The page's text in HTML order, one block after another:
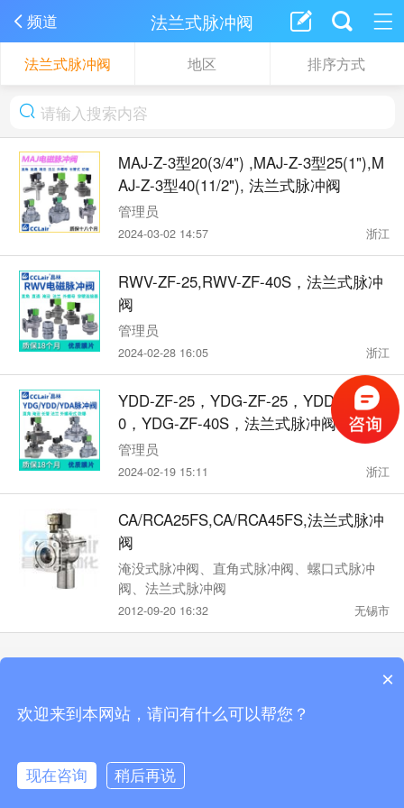
频道 法兰式脉冲阀
法兰式脉冲阀 地区 排序方式
MAJ-Z-3型20(3/4") ,MAJ-Z-3型25(1"),M
AJ-Z-3型40(11/2"), 法兰式脉冲阀
管理员
2024-03-02 14:57 浙江
RWV-ZF-25,RWV-ZF-40S，法兰式脉冲
阀
管理员
2024-02-28 16:05 浙江
YDD-ZF-25，YDG-ZF-25，YDD-ZF-4
0，YDG-ZF-40S，法兰式脉冲阀
管理员
2024-02-19 15:11 浙江
CA/RCA25FS,CA/RCA45FS,法兰式脉冲
阀
淹没式脉冲阀、直角式脉冲阀、螺口式脉冲
阀、法兰式脉冲阀
2012-09-20 16:32 无锡市
触屏版 电脑版
×
欢迎来到本网站，请问有什么可以帮您？
现在咨询 稍后再说